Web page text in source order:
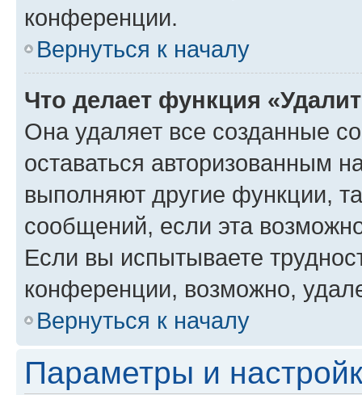
конференции.
Вернуться к началу
Что делает функция
Она удаляет все созданные
оставаться авторизованным
выполняют другие функции,
сообщений, если эта
Если вы испытываете
конференции, возможно,
Вернуться к началу
Параметры и